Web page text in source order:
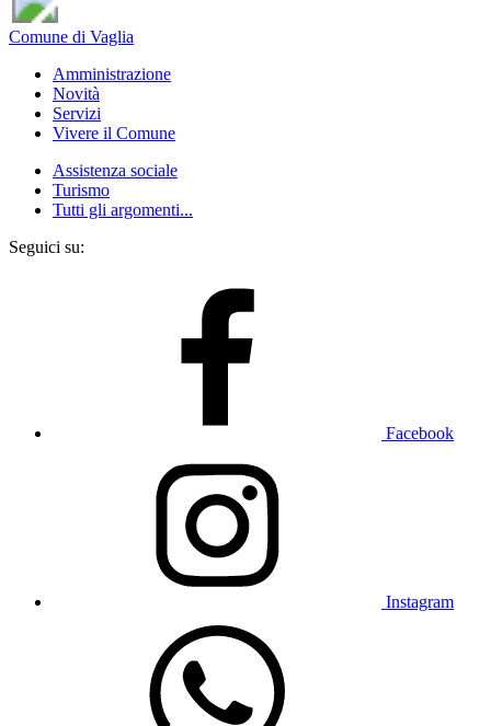
Comune di Vaglia
Amministrazione
Novità
Servizi
Vivere il Comune
Assistenza sociale
Turismo
Tutti gli argomenti...
Seguici su:
Facebook
Instagram